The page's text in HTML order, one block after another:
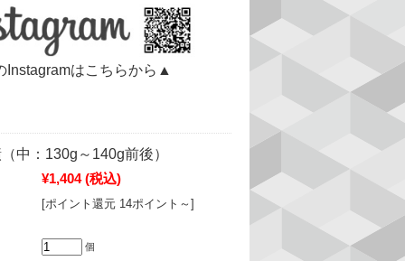
はこちらから▲
中：130g～140g前後）
¥1,404 (税込)
[ポイント還元 14ポイント～]
個